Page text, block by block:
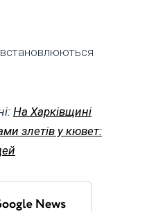
встановлюються
На Харківщині
злетів у кювет: